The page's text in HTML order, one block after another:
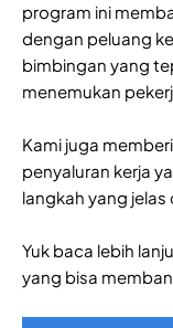
program ini
dengan peluang
bimbingan yang
menemukan
Kami juga
penyaluran kerja
langkah yang jelas
Yuk baca lebih
yang bisa